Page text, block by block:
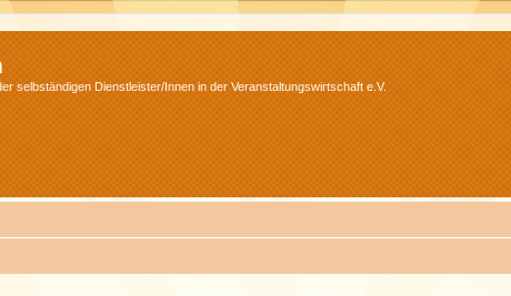
selbständigen Dienstleister/Innen in der Veranstaltungswirtschaft e.V.